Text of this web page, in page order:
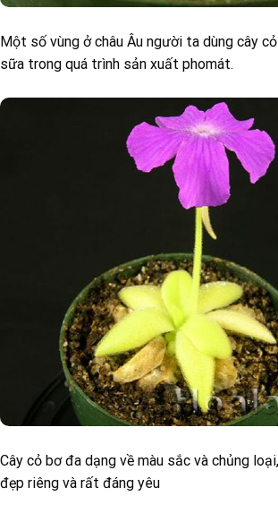
Một số vùng ở châu Âu người ta dùng cây
sữa trong quá trình sản xuất phomát.
Cây cỏ bơ đa dạng về màu sắc và chủng
đẹp riêng và rất đáng yêu